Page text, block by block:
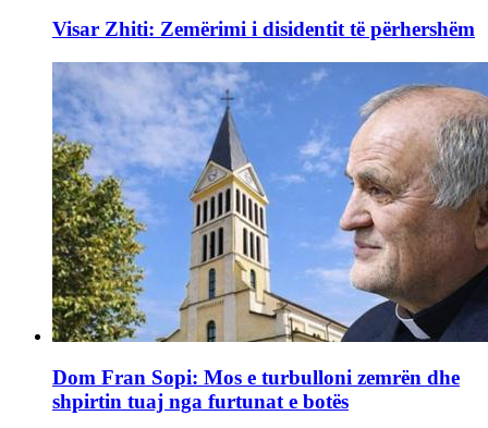
Visar Zhiti: Zemërimi i disidentit të përhershëm
Dom Fran Sopi: Mos e turbulloni zemrën dhe
shpirtin tuaj nga furtunat e botës